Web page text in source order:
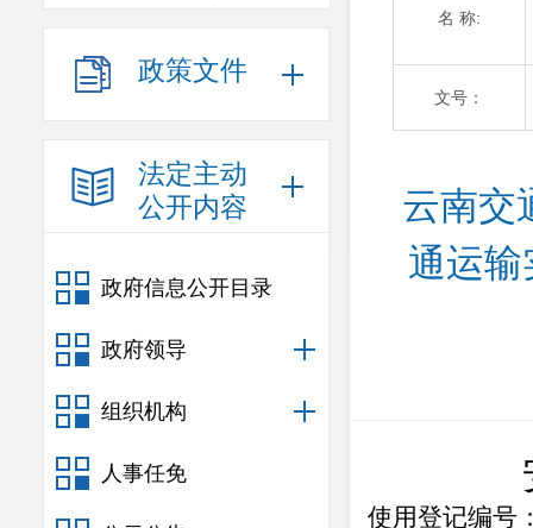
政策文件
法定主动
公开内容
政府信息公开目录
政府领导
组织机构
人事任免
名 称:
文号：
云南交
通运
使用登记编号